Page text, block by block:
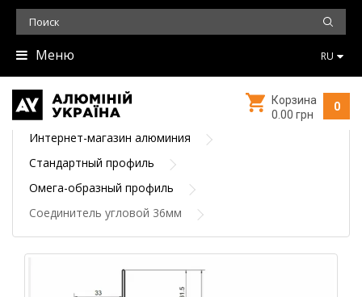
Меню RU
0
Корзина
0.00 грн
Интернет-магазин алюминия
Стандартный профиль
Омега-образный профиль
Соединитель угловой 36мм